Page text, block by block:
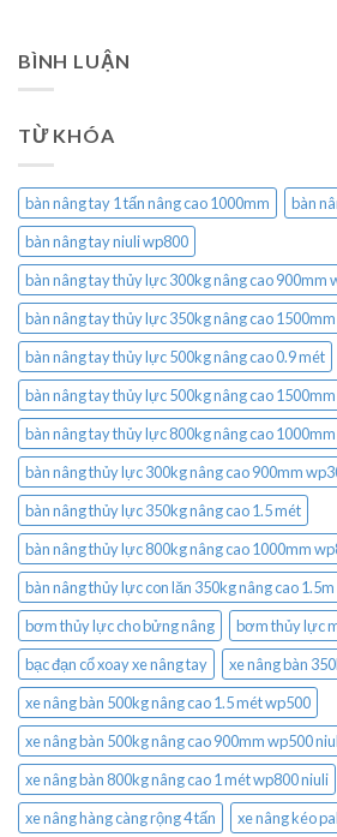
BÌNH LUẬN
TỪ KHÓA
bàn nâng tay 1 tấn nâng cao 1000mm
bàn
bàn nâng tay niuli wp800
bàn nâng tay thủy lực 300kg nâng cao 900mm
bàn nâng tay thủy lực 350kg nâng cao
bàn nâng tay thủy lực 500kg nâng cao 0.9 mét
bàn nâng tay thủy lực 500kg nâng cao
bàn nâng tay thủy lực 800kg nâng cao
bàn nâng thủy lực 300kg nâng cao 900mm
bàn nâng thủy lực 350kg nâng cao 1.5 mét
bàn nâng thủy lực 800kg nâng cao 1000mm
bàn nâng thủy lực con lăn 350kg nâng cao 1.5m
bơm thủy lực cho bửng nâng
bơm thủy lực
bạc đạn cổ xoay xe nâng tay
xe nâng bàn
xe nâng bàn 500kg nâng cao 1.5 mét wp500
xe nâng bàn 500kg nâng cao 900mm wp500
xe nâng bàn 800kg nâng cao 1 mét wp800 niuli
xe nâng hàng càng rộng 4 tấn
xe nâng kéo